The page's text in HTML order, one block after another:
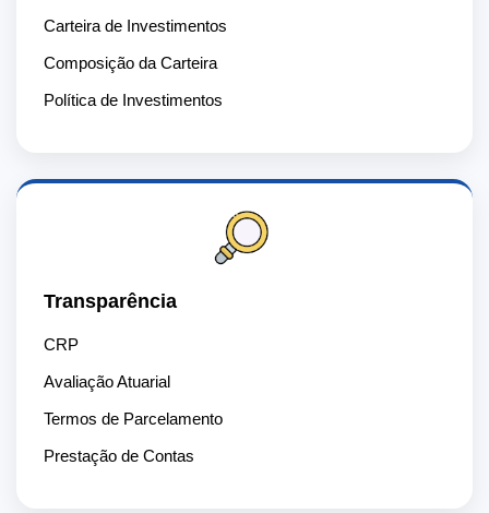
Carteira de Investimentos
Composição da Carteira
Política de Investimentos
Transparência
CRP
Avaliação Atuarial
Termos de Parcelamento
Prestação de Contas